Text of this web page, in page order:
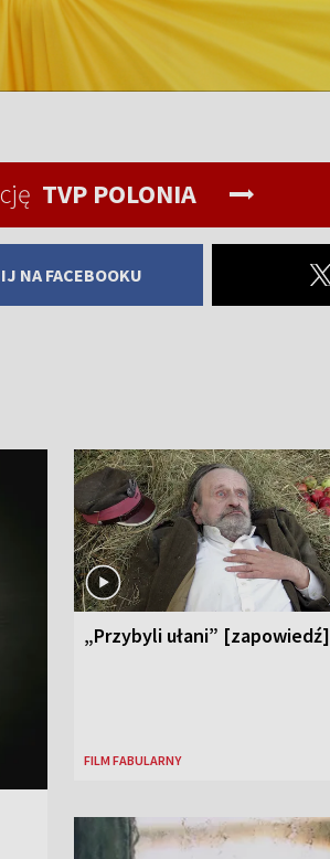
TVP POLONIA
NA FACEBOOKU
„Przybyli ułani” [zapowiedź]
FILM FABULARNY